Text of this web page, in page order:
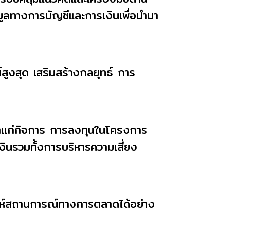
างการบัญชีและการเงินเพื่อนำมา
สูงสุด เสริมสร้างกลยุทธ์ การ
ก่กิจการ การลงทุนในโครงการ
รวมทั้งการบริหารความเสี่ยง
สถานการณ์ทางการตลาดได้อย่าง